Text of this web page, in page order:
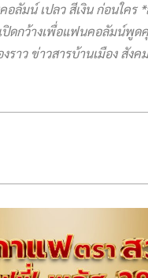
อลัมน์ เปลว สีเงิน ก่อนใคร *
ปิดกว้างเพื่อแฟนคอลัมน์พูด
งราว ข่าวสารบ้านเมือง สังค